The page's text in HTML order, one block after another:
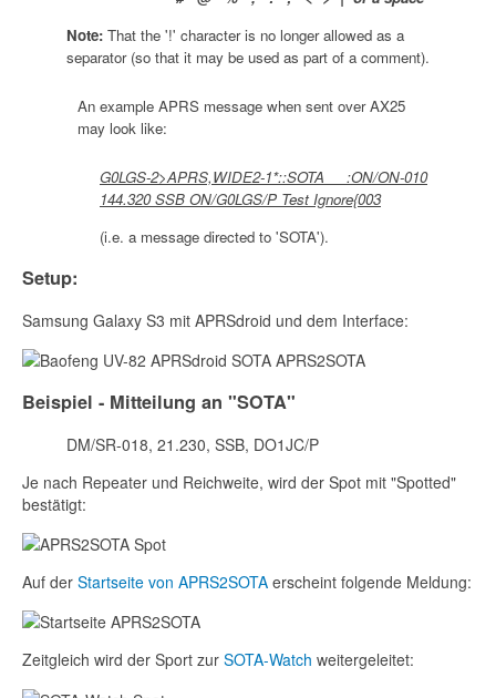
Note: That the '!' character is no longer allowed as a
separator (so that it may be used as part of a comment).
An example APRS message when sent over AX25
may look like:
G0LGS-2>APRS,WIDE2-1*::SOTA :ON/ON-010
144.320 SSB ON/G0LGS/P Test Ignore{003
(i.e. a message directed to 'SOTA').
Setup:
Samsung Galaxy S3 mit APRSdroid und dem Interface:
Beispiel - Mitteilung an "SOTA"
DM/SR-018, 21.230, SSB, DO1JC/P
Je nach Repeater und Reichweite, wird der Spot mit "Spotted"
bestätigt:
Auf der Startseite von APRS2SOTA erscheint folgende Meldung:
Zeitgleich wird der Sport zur SOTA-Watch weitergeleitet: